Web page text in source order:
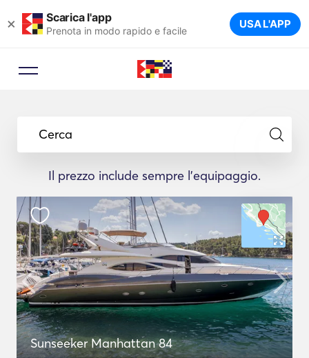
× Scarica l'app
Prenota in modo rapido e facile USA L'APP
Cerca
Il prezzo include sempre l'equipaggio.
Sunseeker Manhattan 84